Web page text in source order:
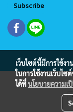
Subscribe
เว็บไซต์นี้มีการใช้ง
ในการใช้งานเว็บไ
ได้ที่นโยบายความเ